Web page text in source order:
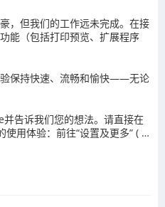
，但我们的工作远未完成。在接
能（包括打印预览、扩展程序
保持快速、流畅和愉快——无论
告诉我们您的想法。请直接在
用体验：前往“设置及更多” ( …